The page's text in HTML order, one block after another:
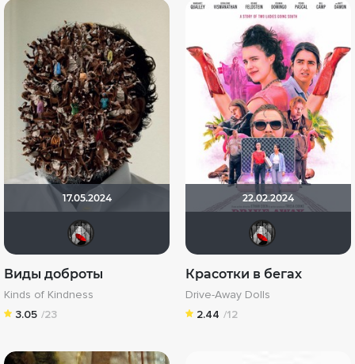
17.05.2024
Виды доброты
Kinds of Kindness
3.05 /23
22.02.2024
Красотки в бегах
Drive-Away Dolls
2.44 /12